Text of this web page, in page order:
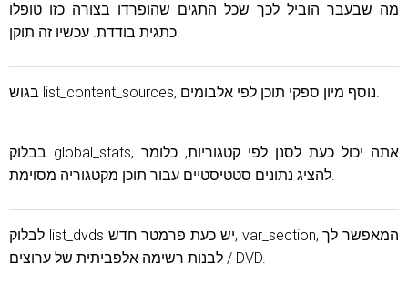
מה שבעבר הוביל לכך שכל התגים שהופרדו בצורה כזו טופלו
כתגית בודדת. עכשיו זה תוקן.
בגוש list_content_sources, נוסף מיון ספקי תוכן לפי אלבומים.
בבלוק global_stats, אתה יכול כעת לסנן לפי קטגוריות, כלומר
להציג נתונים סטטיסטיים עבור תוכן מקטגוריה מסוימת.
לבלוק list_dvds יש כעת פרמטר חדש, var_section, המאפשר לך
לבנות רשימה אלפביתית של ערוצים / DVD.